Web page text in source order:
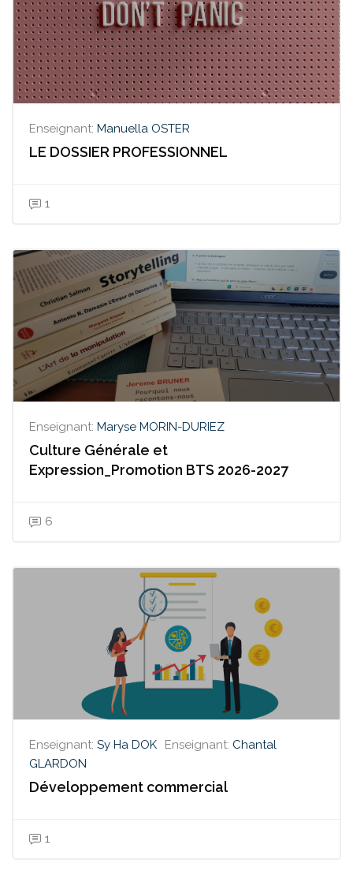
Enseignant: Manuella OSTER
LE DOSSIER PROFESSIONNEL
1
Enseignant: Maryse MORIN-DURIEZ
Culture Générale et
Expression_Promotion BTS 2026-2027
6
Enseignant: Sy Ha DOK Enseignant: Chantal
GLARDON
Développement commercial
1